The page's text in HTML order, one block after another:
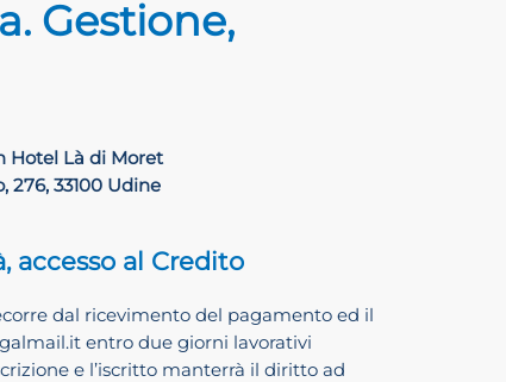
Gestione,
Hotel Là di Moret
276, 33100 Udine
accesso al Credito
dal ricevimento del pagamento ed il
entro due giorni lavorativi
e l’iscritto manterrà il diritto ad